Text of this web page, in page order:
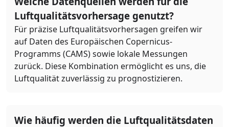
Luftqualitätsvorhersage genutzt?
Für präzise Luftqualitätsvorhersagen greifen wir
auf Daten des Europäischen Copernicus-
Programms (CAMS) sowie lokale Messungen
zurück. Diese Kombination ermöglicht es uns, die
Luftqualität zuverlässig zu prognostizieren.
Wie häufig werden die Luftqualitätsdaten